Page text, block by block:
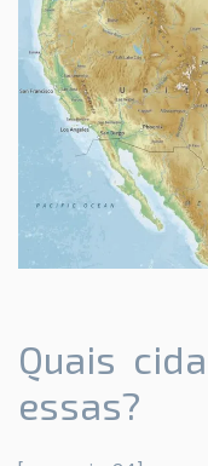
Quais
essas?